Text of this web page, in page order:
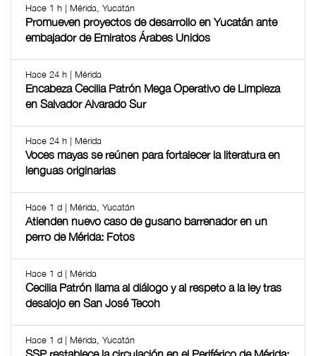
Hace 1 h | Mérida, Yucatán
Promueven proyectos de desarrollo en Yucatán ante
embajador de Emiratos Árabes Unidos
Hace 24 h | Mérida
Encabeza Cecilia Patrón Mega Operativo de Limpieza
en Salvador Alvarado Sur
Hace 24 h | Mérida
Voces mayas se reúnen para fortalecer la literatura en
lenguas originarias
Hace 1 d | Mérida, Yucatán
Atienden nuevo caso de gusano barrenador en un
perro de Mérida: Fotos
Hace 1 d | Mérida
Cecilia Patrón llama al diálogo y al respeto a la ley tras
desalojo en San José Tecoh
Hace 1 d | Mérida, Yucatán